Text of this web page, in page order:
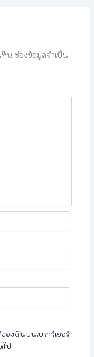
ห็น ช่องข้อมูลจำเป็น
องฉันบนเบราว์เซอร์
ไป